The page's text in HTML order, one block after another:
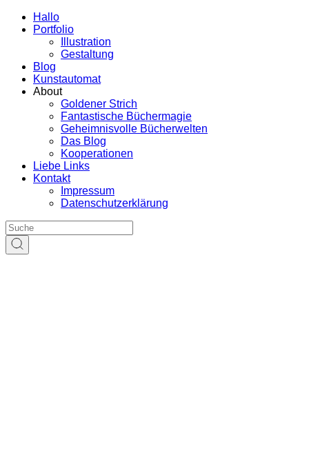
Hallo
Portfolio
Illustration
Gestaltung
Blog
Kunstautomat
About
Goldener Strich
Fantastische Büchermagie
Geheimnisvolle Bücherwelten
Das Blog
Kooperationen
Liebe Links
Kontakt
Impressum
Datenschutzerklärung